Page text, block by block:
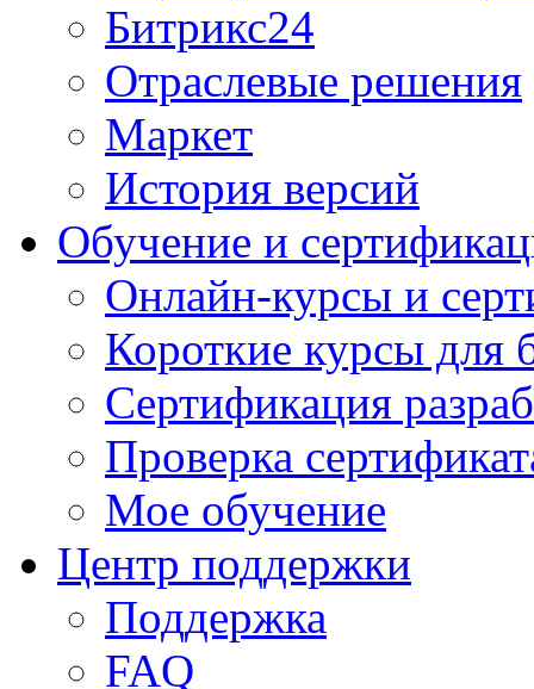
Битрикс24
Отраслевые решения
Маркет
История версий
Обучение и
Онлайн-курсы и
Короткие курсы для
Сертификация
Проверка
Мое обучение
Центр поддержки
Поддержка
FAQ